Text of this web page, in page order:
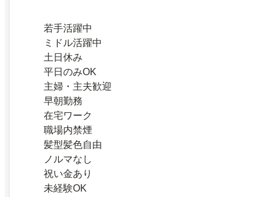
若手活躍中
ミドル活躍中
土日休み
平日のみOK
主婦・主夫歓迎
早朝勤務
在宅ワーク
職場内禁煙
髪型髪色自由
ノルマなし
祝い金あり
未経験OK